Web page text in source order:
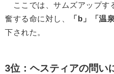
ここでは、サムズアップす
奮する命に対し、
「b」「温
下された。
3位：ヘスティアの問い